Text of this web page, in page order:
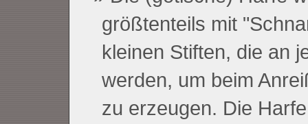
größtenteils mit
kleinen Stiften, die an
werden, um beim
zu erzeugen. Die